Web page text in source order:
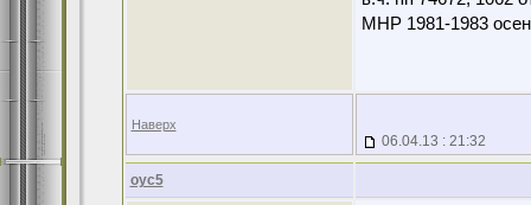
МНР 1981-1983
Наверх
06.04.13 : 21:32
оус5